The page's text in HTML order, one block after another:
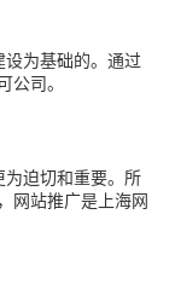
为基础的。通过
司。
迫切和重要。所
网站推广是上海网